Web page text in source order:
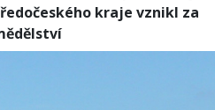
kraje vznikl za